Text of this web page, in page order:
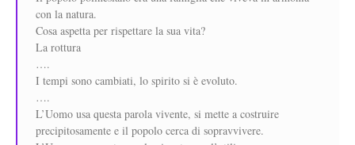
con la natura.
Cosa aspetta per rispettare la sua vita?
La rottura
….
I tempi sono cambiati, lo spirito si è evoluto.
….
L’Uomo usa questa parola vivente, si mette a costruire
precipitosamente e il popolo cerca di sopravvivere.